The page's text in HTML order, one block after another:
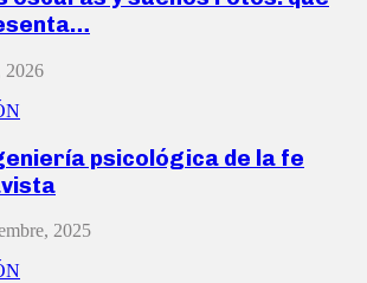
2026
psicológica de la fe
2025